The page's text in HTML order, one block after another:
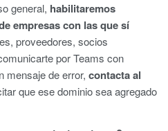
general, habilitaremos
empresas con las que sí
proveedores, socios
por Teams con
mensaje de error, contacta al
que ese dominio sea agregado